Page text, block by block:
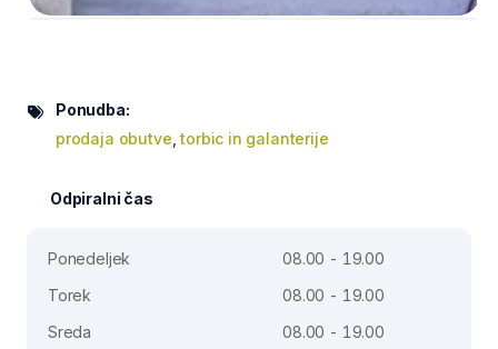
Ponudba:
prodaja obutve ,torbic in galanterije
Odpiralni čas
Ponedeljek
08.00 - 19.00
Torek
08.00 - 19.00
Sreda
08.00 - 19.00